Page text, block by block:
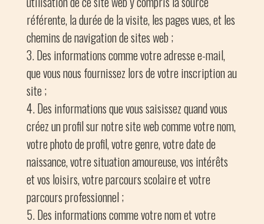
référente, la durée de la visite, les pages vues, et les
chemins de navigation de sites web ;
Des informations comme votre adresse e-mail,
que vous nous fournissez lors de votre inscription au
site ;
Des informations que vous saisissez quand vous
créez un profil sur notre site web comme votre nom,
votre photo de profil, votre genre, votre date de
naissance, votre situation amoureuse, vos intérêts
et vos loisirs, votre parcours scolaire et votre
parcours professionnel ;
Des informations comme votre nom et votre